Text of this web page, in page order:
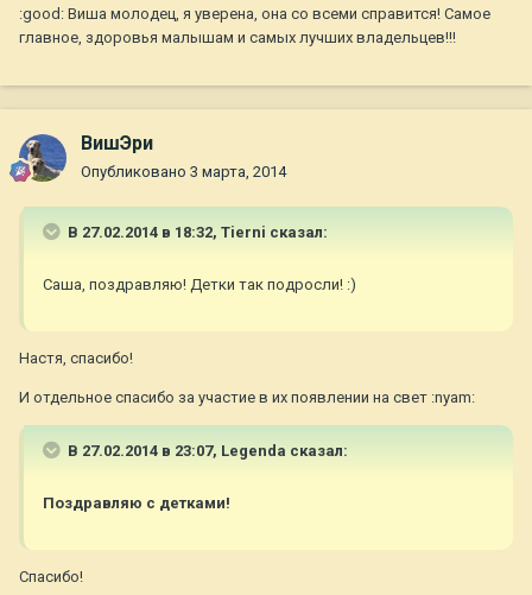
:good: Виша молодец, я уверена, она со всеми справится! Самое
главное, здоровья малышам и самых лучших владельцев!!!
ВишЭри
Опубликовано 3 марта, 2014
В 27.02.2014 в 18:32, Tierni сказал:
Саша, поздравляю! Детки так подросли! :)
Настя, спасибо!
И отдельное спасибо за участие в их появлении на свет :nyam:
В 27.02.2014 в 23:07, Legenda сказал:
Поздравляю с детками!
Спасибо!